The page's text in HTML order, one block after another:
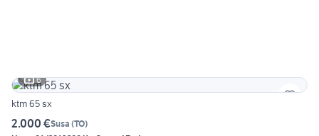
6
ktm 65 sx
2.000 €Susa (TO)